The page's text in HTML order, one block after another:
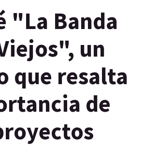
"La Banda
un
que resalta
de